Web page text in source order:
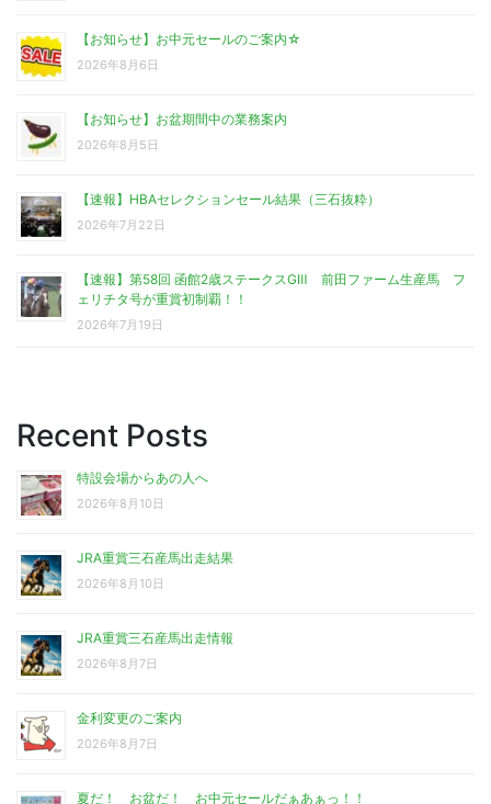
【お知らせ】お中元セールのご案内☆
2026年8月6日
【お知らせ】お盆期間中の業務案内
2026年8月5日
【速報】HBAセレクションセール結果（三石抜粋）
2026年7月22日
【速報】第58回 函館2歳ステークスGⅢ 前田ファーム生産馬 フ
ェリチタ号が重賞初制覇！！
2026年7月19日
Recent Posts
特設会場からあの人へ
2026年8月10日
JRA重賞三石産馬出走結果
2026年8月10日
JRA重賞三石産馬出走情報
2026年8月7日
金利変更のご案内
2026年8月7日
夏だ！ お盆だ！ お中元セールだぁあぁっ！！